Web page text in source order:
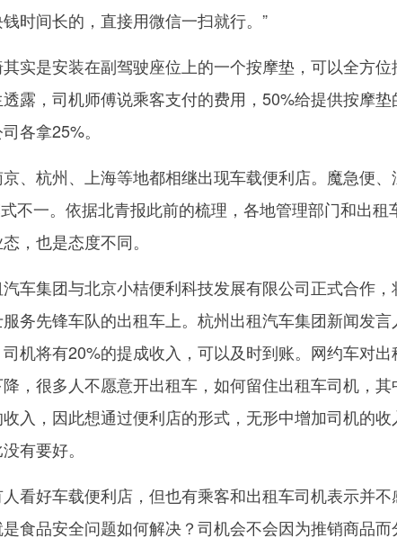
时间长的，直接用微信一扫就行。”
是安装在副驾驶座位上的一个按摩垫，可以全方位
露，司机师傅说乘客支付的费用，50%给提供按摩垫
各拿25%。
杭州、上海等地都相继出现车载便利店。魔急便、
不一。依据北青报此前的梳理，各地管理部门和出租
，也是态度不同。
集团与北京小桔便利科技发展有限公司正式合作，
务先锋车队的出租车上。杭州出租汽车集团新闻发言
机将有20%的提成收入，可以及时到账。网约车对出
，很多人不愿意开出租车，如何留住出租车司机，其
入，因此想通过便利店的形式，无形中增加司机的收
有要好。
好车载便利店，但也有乘客和出租车司机表示并不
食品安全问题如何解决？司机会不会因为推销商品而